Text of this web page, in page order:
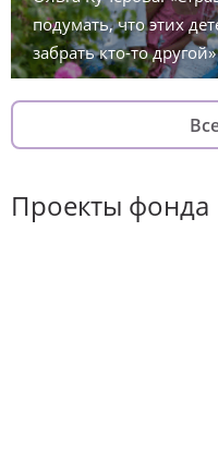
подумать, что этих
забрать кто-то другой»
Проекты фонда